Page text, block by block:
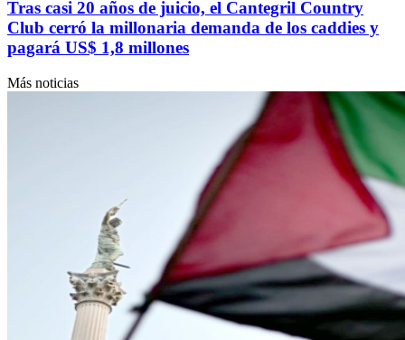
Tras casi 20 años de juicio, el Cantegril Country
Club cerró la millonaria demanda de los caddies y
pagará US$ 1,8 millones
Más noticias